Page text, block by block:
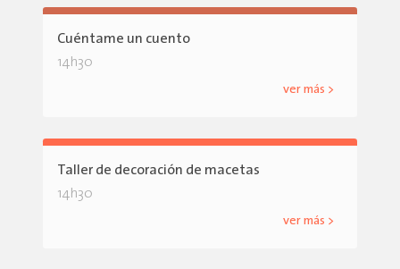
Cuéntame un cuento
14h30
ver más >
Taller de decoración de macetas
14h30
ver más >